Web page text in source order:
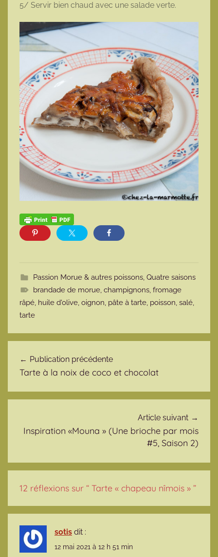
5/ Servir bien chaud avec une salade verte.
Passion Morue & autres poissons, Quatre saisons
brandade de morue, champignons, fromage
râpé, huile d'olive, oignon, pâte à tarte, poisson, salé,
tarte
Publication précédente
Tarte à la noix de coco et chocolat
Article suivant
Inspiration «Mouna » (Une brioche par mois
#5, Saison 2)
12 réflexions sur “ Tarte « chapeau nîmois » ”
sotis dit :
12 mai 2021 à 12 h 51 min